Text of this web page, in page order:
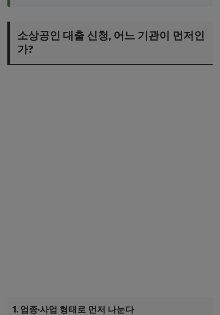
소상공인 대출 신청, 어느 기관이 먼저인
가?
1. 업종·사업 형태로 먼저 나눈다